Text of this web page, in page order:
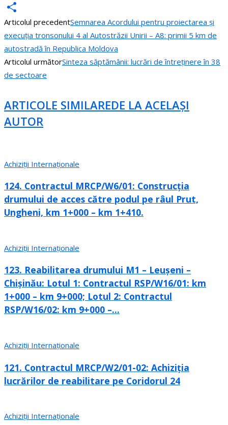
PrintFriendly
Partajează
Articolul precedentSemnarea Acordului pentru proiectarea și
execuția tronsonului 4 al Autostrăzii Unirii – A8: primii 5 km de
autostradă în Republica Moldova
Articolul următorSinteza săptămânii: lucrări de întreținere în 38
de sectoare
ARTICOLE SIMILAREDE LA ACELAȘI
AUTOR
Achiziții Internaționale
124. Contractul MRCP/W6/01: Construcția
drumului de acces către podul pe râul Prut,
Ungheni, km 1+000 – km 1+410.
Achiziții Internaționale
123. Reabilitarea drumului M1 – Leușeni –
Chișinău: Lotul 1: Contractul RSP/W16/01: km
1+000 – km 9+000; Lotul 2: Contractul
RSP/W16/02: km 9+000 –...
Achiziții Internaționale
121. Contractul MRCP/W2/01-02: Achiziția
lucrărilor de reabilitare pe Coridorul 24
Achiziții Internaționale